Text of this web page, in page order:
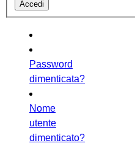
Password
dimenticata?
Nome
utente
dimenticato?